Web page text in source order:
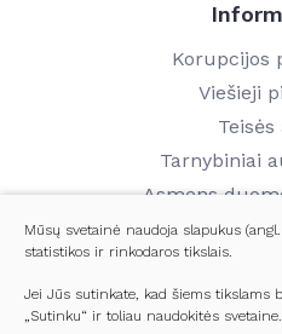
Korupcijos
Viešieji
Teisės
Tarnybiniai
Asmens
Finansinių
Darbo
Mūsų svetainė naudoja slapukus
statistikos ir rinkodaros tikslais.
Jei Jūs sutinkate, kad šiems tikslams
„Sutinku“ ir toliau naudokitės svetaine.